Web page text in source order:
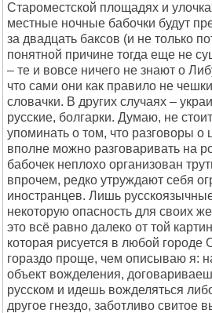
Староместской площадях и
местные ночные бабочки будут
за двадцать баксов (и не только
понятной причине тогда еще не
– те и вовсе ничего не знают о
что сами они как правило не
словачки. В других случаях –
русские, болгарки. Думаю, не
упоминать о том, что разговоры о
вполне можно разговаривать на
бабочек неплохо организован
впрочем, редко утруждают себя
иностранцев. Лишь
некоторую опасность для своих
это всё равно далеко от той
которая рисуется в любой городе
гораздо проще, чем описываю я:
объект вожделения,
русском и идешь вожделяться
другое гнездо, заботливо свитое